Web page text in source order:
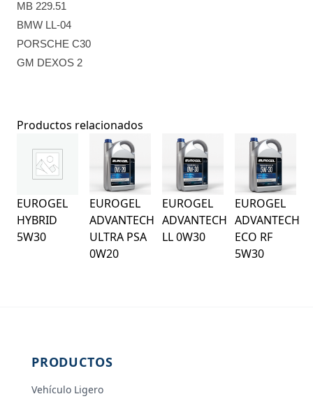
MB 229.51
BMW LL-04
PORSCHE C30
GM DEXOS 2
Productos relacionados
EUROGEL
HYBRID
5W30
EUROGEL
ADVANTECH
ULTRA PSA
0W20
EUROGEL
ADVANTECH
LL 0W30
EUROGEL
ADVANTECH
ECO RF
5W30
PRODUCTOS
Vehículo Ligero